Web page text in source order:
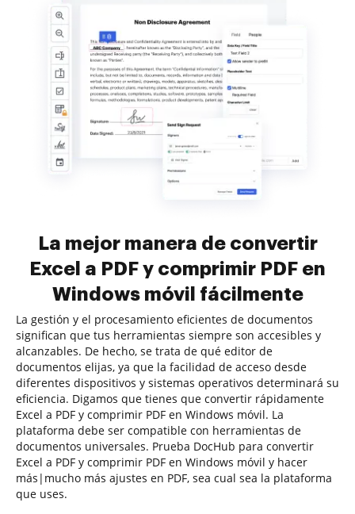
La mejor manera de convertir
Excel a PDF y comprimir PDF en
Windows móvil fácilmente
La gestión y el procesamiento eficientes de documentos
significan que tus herramientas siempre son accesibles y
alcanzables. De hecho, se trata de qué editor de
documentos elijas, ya que la facilidad de acceso desde
diferentes dispositivos y sistemas operativos determinará su
eficiencia. Digamos que tienes que convertir rápidamente
Excel a PDF y comprimir PDF en Windows móvil. La
plataforma debe ser compatible con herramientas de
documentos universales. Prueba DocHub para convertir
Excel a PDF y comprimir PDF en Windows móvil y hacer
más|mucho más ajustes en PDF, sea cual sea la plataforma
que uses.